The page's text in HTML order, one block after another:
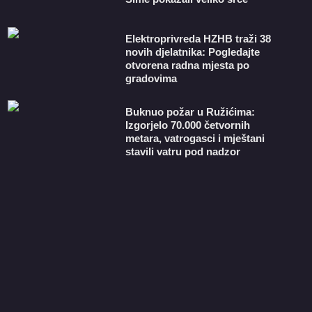
​Elektroprivreda HZHB traži 38
novih djelatnika: Pogledajte
otvorena radna mjesta po
gradovima
Buknuo požar u Ružićima:
Izgorjelo 70.000 četvornih
metara, vatrogasci i mještani
stavili vatru pod nadzor